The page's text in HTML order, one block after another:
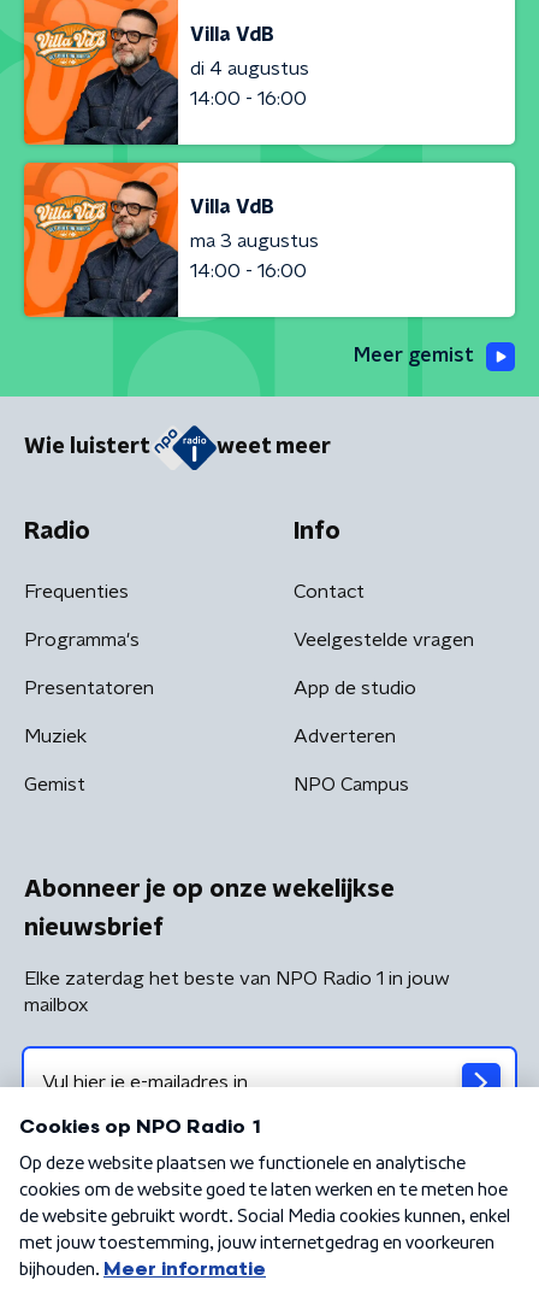
Villa VdB
di 4 augustus
14:00 - 16:00
Villa VdB
ma 3 augustus
14:00 - 16:00
Meer gemist
Wie luistert weet meer
Radio
Frequenties
Programma's
Presentatoren
Muziek
Gemist
Info
Contact
Veelgestelde vragen
App de studio
Adverteren
NPO Campus
Abonneer je op onze wekelijkse
nieuwsbrief
Elke zaterdag het beste van NPO Radio 1 in jouw
mailbox
Algemene voorwaarden